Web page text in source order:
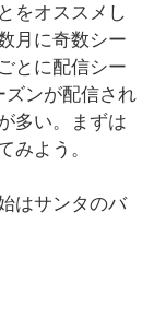
をオススメし
月に奇数シー
とに配信シー
ズンが配信され
多い。まずは
みよう。
はサンタのバ